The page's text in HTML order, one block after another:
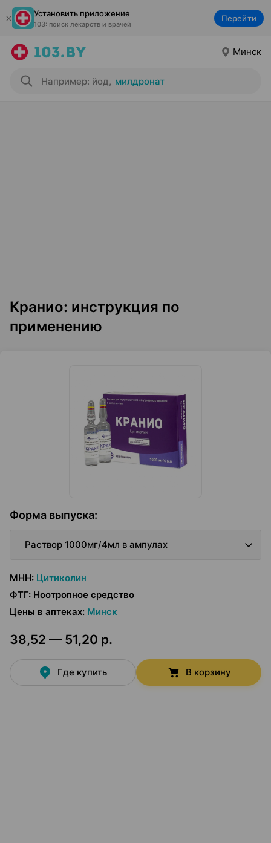
Установить приложение
103: поиск лекарств и врачей
Перейти
Минск
Например: йод, милдронат
Кранио: инструкция по
применению
Форма выпуска:
Раствор 1000мг/4мл в ампулах
МНН: Цитиколин
ФТГ: Ноотропное средство
Цены в аптеках: Минск
38,52 — 51,20 р.
Где купить В корзину